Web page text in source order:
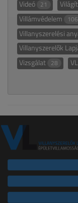
Videó 21
Villámvédelem 106
Villanyszerelési
Villanyszerelők
Vizsgálat 28 VL